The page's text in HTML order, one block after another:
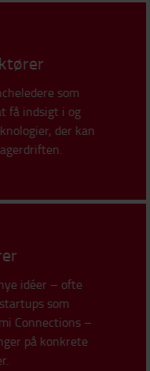
som
få indsigt i og
der kan
idéer – ofte
som
Connections –
på konkrete